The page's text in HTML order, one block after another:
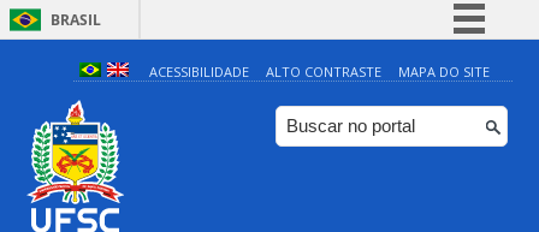
BRASIL
Simplifique!
Comunica BR
Participe
ACESSIBILIDADE ALTO CONTRASTE MAPA DO SITE